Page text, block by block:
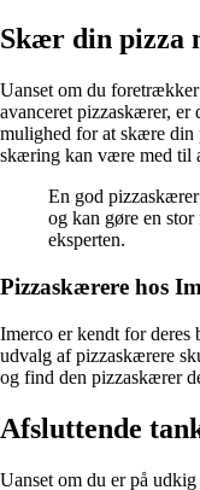
Skær din pizza
Uanset om du
avanceret pizzaskærer,
mulighed for at skære
skæring kan være med til
En god
og kan gøre en
eksperten.
Pizzaskærere hos
Imerco er kendt for deres
udvalg af pizzaskærere
og find den pizzaskærer
Afsluttende
Uanset om du er på